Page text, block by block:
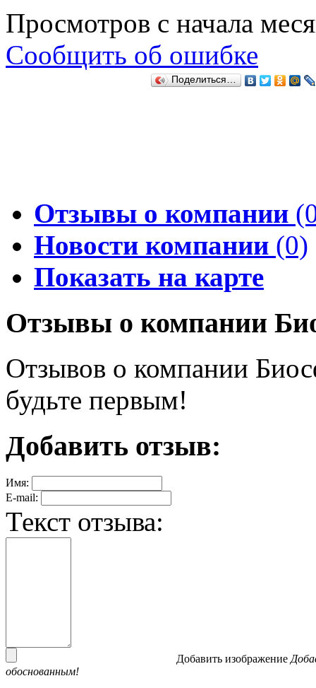
Просмотров с начала
Сообщить об ошибке
Поделиться…
Отзывы о компании
Новости компании (0)
Показать на карте
Отзывы о компании
Отзывов о компании
будьте первым!
Добавить отзыв:
Имя:
E-mail:
Текст отзыва:
Добавить изображение
обоснованным!